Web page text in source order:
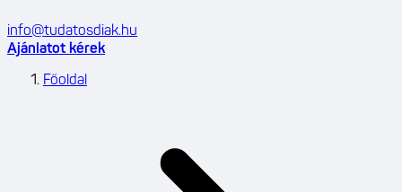
info@tudatosdiak.hu
Ajánlatot kérek
Főoldal